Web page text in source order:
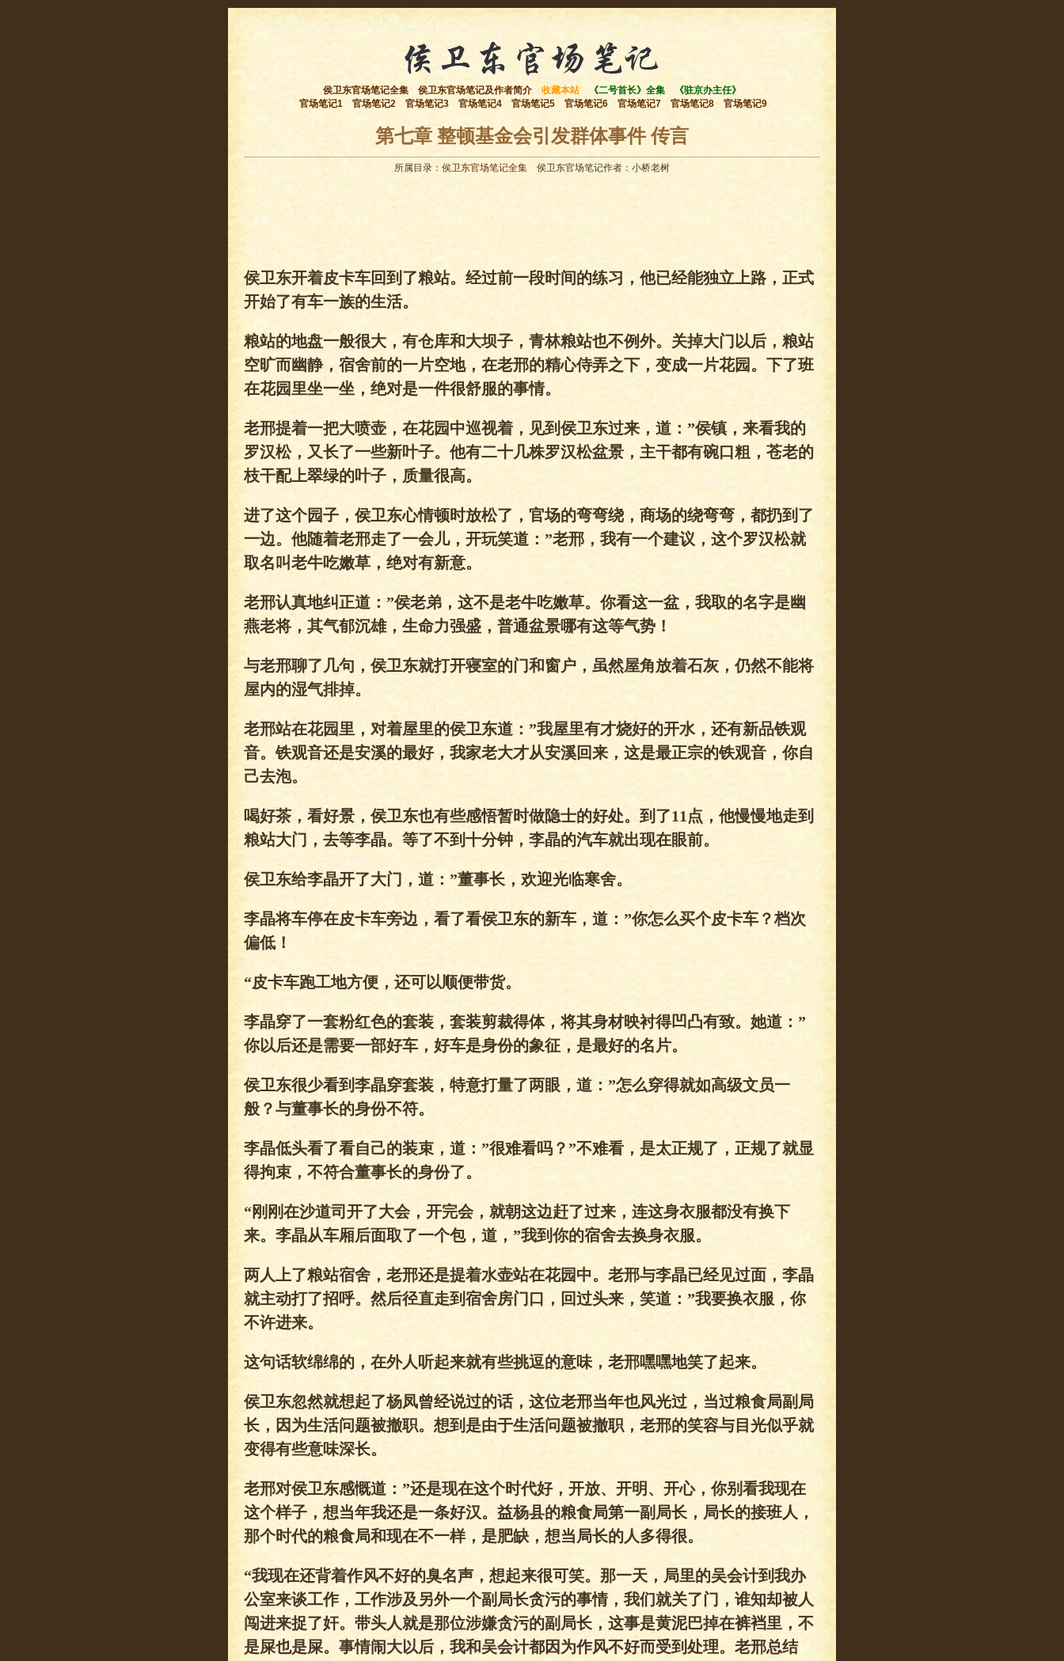
侯卫东官场笔记全集 侯卫东官场笔记及作者简介 收藏本站 《二号首长》全集
《驻京办主任》
官场笔记1
官场笔记2 官场笔记3 官场笔记4 官场笔记5 官场笔记6 官场笔记7 官场笔记8 官场笔记9
第七章 整顿基金会引发群体事件 传言
所属目录： 侯卫东官场笔记全集 侯卫东官场笔记作者：小桥老树
侯卫东开着皮卡车回到了粮站。经过前一段时间的练习，他已经能独立上路，正式
开始了有车一族的生活。
粮站的地盘一般很大，有仓库和大坝子，青林粮站也不例外。关掉大门以后，粮站
空旷而幽静，宿舍前的一片空地，在老邢的精心侍弄之下，变成一片花园。下了班
在花园里坐一坐，绝对是一件很舒服的事情。
老邢提着一把大喷壶，在花园中巡视着，见到侯卫东过来，道：”侯镇，来看我的
罗汉松，又长了一些新叶子。他有二十几株罗汉松盆景，主干都有碗口粗，苍老的
枝干配上翠绿的叶子，质量很高。
进了这个园子，侯卫东心情顿时放松了，官场的弯弯绕，商场的绕弯弯，都扔到了
一边。他随着老邢走了一会儿，开玩笑道：”老邢，我有一个建议，这个罗汉松就
取名叫老牛吃嫩草，绝对有新意。
老邢认真地纠正道：”侯老弟，这不是老牛吃嫩草。你看这一盆，我取的名字是幽
燕老将，其气郁沉雄，生命力强盛，普通盆景哪有这等气势！
与老邢聊了几句，侯卫东就打开寝室的门和窗户，虽然屋角放着石灰，仍然不能将
屋内的湿气排掉。
老邢站在花园里，对着屋里的侯卫东道：”我屋里有才烧好的开水，还有新品铁观
音。铁观音还是安溪的最好，我家老大才从安溪回来，这是最正宗的铁观音，你自
己去泡。
喝好茶，看好景，侯卫东也有些感悟暂时做隐士的好处。到了11点，他慢慢地走到
粮站大门，去等李晶。等了不到十分钟，李晶的汽车就出现在眼前。
侯卫东给李晶开了大门，道：”董事长，欢迎光临寒舍。
李晶将车停在皮卡车旁边，看了看侯卫东的新车，道：”你怎么买个皮卡车？档次
偏低！
“皮卡车跑工地方便，还可以顺便带货。
李晶穿了一套粉红色的套装，套装剪裁得体，将其身材映衬得凹凸有致。她道：”
你以后还是需要一部好车，好车是身份的象征，是最好的名片。
侯卫东很少看到李晶穿套装，特意打量了两眼，道：”怎么穿得就如高级文员一
般？与董事长的身份不符。
李晶低头看了看自己的装束，道：”很难看吗？”不难看，是太正规了，正规了就显
得拘束，不符合董事长的身份了。
“刚刚在沙道司开了大会，开完会，就朝这边赶了过来，连这身衣服都没有换下
来。李晶从车厢后面取了一个包，道，”我到你的宿舍去换身衣服。
两人上了粮站宿舍，老邢还是提着水壶站在花园中。老邢与李晶已经见过面，李晶
就主动打了招呼。然后径直走到宿舍房门口，回过头来，笑道：”我要换衣服，你
不许进来。
这句话软绵绵的，在外人听起来就有些挑逗的意味，老邢嘿嘿地笑了起来。
侯卫东忽然就想起了杨凤曾经说过的话，这位老邢当年也风光过，当过粮食局副局
长，因为生活问题被撤职。想到是由于生活问题被撤职，老邢的笑容与目光似乎就
变得有些意味深长。
老邢对侯卫东感慨道：”还是现在这个时代好，开放、开明、开心，你别看我现在
这个样子，想当年我还是一条好汉。益杨县的粮食局第一副局长，局长的接班人，
那个时代的粮食局和现在不一样，是肥缺，想当局长的人多得很。
“我现在还背着作风不好的臭名声，想起来很可笑。那一天，局里的吴会计到我办
公室来谈工作，工作涉及另外一个副局长贪污的事情，我们就关了门，谁知却被人
闯进来捉了奸。带头人就是那位涉嫌贪污的副局长，这事是黄泥巴掉在裤裆里，不
是屎也是屎。事情闹大以后，我和吴会计都因为作风不好而受到处理。老邢总结